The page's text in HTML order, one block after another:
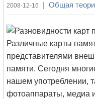
2008-12-16 |Общая
Различные карты
представителями
памяти. Сегодня
нашем употреблении,
фотоаппараты, медиа